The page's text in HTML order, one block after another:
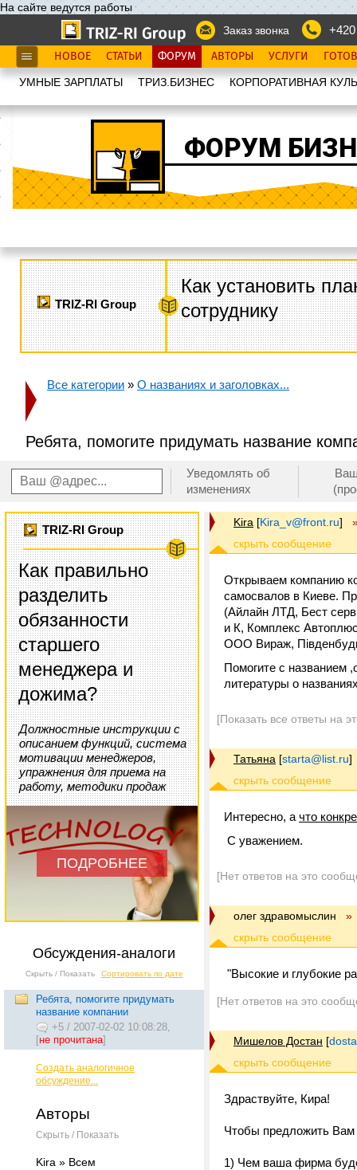
На сайте ведутся работы
Заказ звонка
НОВОЕ СТАТЬИ ФОРУМ АВТОРЫ УСЛУГИ
УМНЫЕ ЗАРПЛАТЫ ТРИЗ.БИЗНЕС КОРПОРАТИВНАЯ
ФОРУМ
TRIZ-RI Group
Как установить
сотруднику
Все категории » О названиях и заголовках...
Ребята, помогите придумать название
Уведомлять об
изменениях
TRIZ-RI Group
Как правильно
разделить
обязанности
старшего
менеджера и
дожима?
Должностные инструкции с
описанием функций, система
мотивации менеджеров,
упражнения для приема на
работу, методики продаж
ПОДРОБНЕЕ
Обсуждения-аналоги
Скрыть / Показать Сортировать по дате
Ребята, помогите придумать
название компании
+5 / 2007-02-02 10:08:28,
[не прочитана]
Создать аналогичное
обсуждение...
Авторы
Скрыть / Показать
Kira » Всем
Kira [Kira_v@front.ru]
Открываем компанию
самосвалов в Киеве.
(Айлайн ЛТД, Бест
и К, Комплекс
ООО Вираж,
Помогите с названием
литературы о
[Показать все ответы на
Татьяна [starta@list.ru]
Интересно, а что
С уважением.
[Нет ответов на это
олег здравомыслин »
"Высокие и глубокие
[Нет ответов на это
Мишелов Достан [
Здраствуйте, Кира!
Чтобы предложить Вам
1) Чем ваша фирма